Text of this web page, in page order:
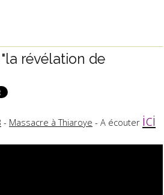
révélation de
- Massacre à Thiaroye - A écouter ici